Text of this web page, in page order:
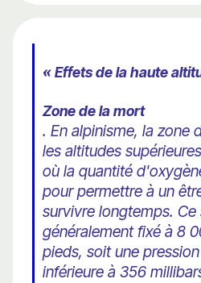
« Effets de la haute
Zone de la mort
. En alpinisme, la zone
les altitudes
où la quantité
pour permettre à un
survivre longtemps. Ce
généralement fixé à 8
pieds, soit une
inférieure à 356